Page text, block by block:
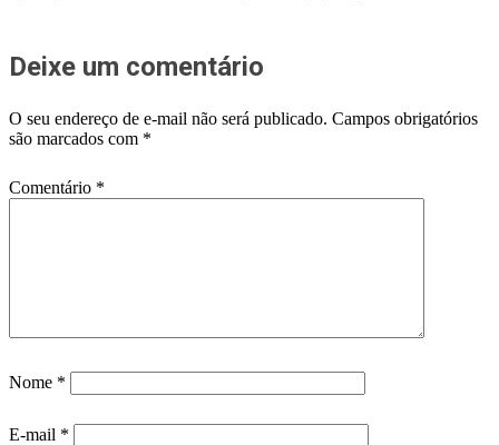
Deixe um comentário
O seu endereço de e-mail não será publicado. Campos obrigatórios
são marcados com *
Comentário *
Nome *
E-mail *